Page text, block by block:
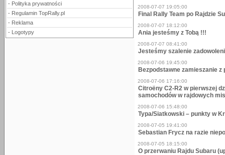
- Polityka prywatności
- Regulamin TopRally.pl
- Reklama
- Logotypy
2008-07-07 19:05:00
Final Rally Team po Rajdzie
2008-07-07 18:12:00
Ania jesteśmy z Tobą !!!
2008-07-07 08:41:00
Jesteśmy szalenie
2008-07-06 19:45:00
Bezpodstawne zamieszanie
2008-07-06 17:16:00
Citroëny C2-R2 w pierwszej
samochodów w rajdowych
2008-07-06 15:48:00
Typa/Siatkowski – punkty w
2008-07-05 19:41:00
Sebastian Frycz na razie
2008-07-05 18:15:00
O przerwaniu Rajdu Subaru